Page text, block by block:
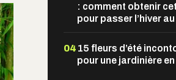
: comment obtenir
pour passer l’hiver
04 15 fleurs d’été
pour une jardinière en